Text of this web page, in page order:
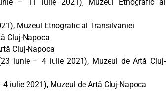
– 11 iulie 2021), Muzeul Etnografic al
Muzeul Etnografic al Transilvaniei
Cluj-Napoca
Cluj-Napoca
iunie – 4 iulie 2021), Muzeul de Artă Cluj-
4 iulie 2021), Muzeul de Artă Cluj-Napoca